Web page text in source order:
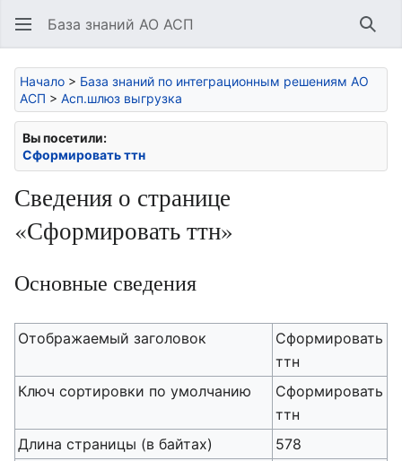
База знаний АО АСП
Начало > База знаний по интеграционным решениям АО
АСП > Асп.шлюз выгрузка
Вы посетили:
Сформировать ттн
Сведения о странице
«Сформировать ттн»
Основные сведения
Отображаемый заголовок
Сформировать
ттн
Ключ сортировки по умолчанию
Сформировать
ттн
Длина страницы (в байтах)
578